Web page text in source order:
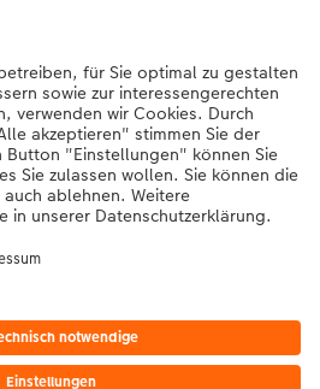
der Bestellung können Sie uns gerne von
– 20:00 Uhr und Sonntag von 10:00 –
Feiertage ausgenommen) unter der
043 5500 564kontaktieren.
DE| FR|IT
Versandkosten gem.PreislisteDas abgebildete
ggfs. einen höheren Preis.
Datenschutz|Impressum